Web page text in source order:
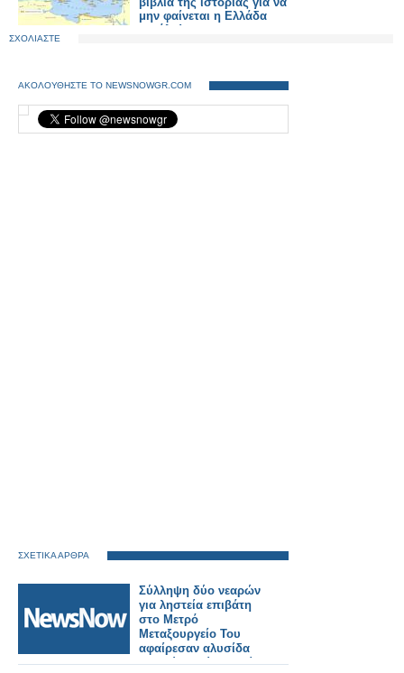
μην φαίνεται η Ελλάδα
μεγάλη!
ΣΧΟΛΙΑΣΤΕ
ΑΚΟΛΟΥΘΗΣΤΕ ΤΟ NEWSNOWGR.COM
ΣΧΕΤΙΚΑ ΑΡΘΡΑ
Σύλληψη δύο νεαρών
για ληστεία επιβάτη
στο Μετρό
Μεταξουργείο Του
αφαίρεσαν αλυσίδα
λαιμού ασκώντας βία